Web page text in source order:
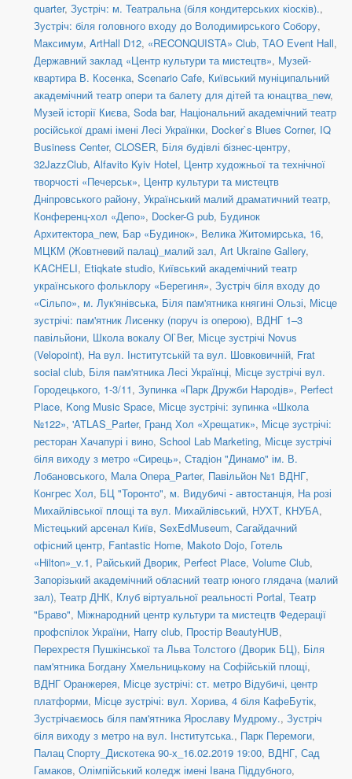
quarter, Зустріч: м. Театральна (біля кондитерських кіосків).,
Зустріч: біля головного входу до Володимирського Собору,
Максимум, ArtHall D12, «RECONQUISTA» Club, ТАО Event Hall,
Державний заклад «Центр культури та мистецтв», Музей-
квартира В. Косенка, Scenario Cafe, Київський муніципальний
академічний театр опери та балету для дітей та юнацтва_new,
Музей історії Києва, Soda bar, Національний академічний театр
російської драмі імені Лесі Українки, Docker`s Blues Corner, IQ
Business Center, CLOSER, Біля будівлі бізнес-центру,
32JazzClub, Alfavito Kyiv Hotel, Центр художньої та технічної
творчості «Печерськ», Центр культури та мистецтв
Дніпровського району, Український малий драматичний театр,
Конференц-хол «Депо», Docker-G pub, Будинок
Архитектора_new, Бар «Будинок», Велика Житомирська, 16,
МЦКМ (Жовтневий палац)_малий зал, Art Ukraine Gallery,
KACHELI, Etiqkate studio, Київський академічний театр
українського фольклору «Берегиня», Зустріч біля входу до
«Сільпо», м. Лук'янівська, Біля пам'ятника княгині Ользі, Місце
зустрічі: пам'ятник Лисенку (поруч із оперою), ВДНГ 1–3
павільйони, Школа вокалу Ol`Ber, Місце зустрічі Novus
(Velopoint), На вул. Інститутській та вул. Шовковичній, Frat
social сlub, Біля пам'ятника Лесі Українці, Місце зустрічі вул.
Городецького, 1-3/11, Зупинка «Парк Дружби Народів», Perfect
Place, Kong Music Space, Місце зустрічі: зупинка «Школа
№122», 'ATLAS_Parter, Гранд Хол «Хрещатик», Місце зустрічі:
ресторан Хачапурі і вино, School Lab Marketing, Місце зустрічі
біля виходу з метро «Сирець», Стадіон "Динамо" ім. В.
Лобановського, Мала Опера_Parter, Павільйон №1 ВДНГ,
Конгрес Хол, БЦ "Торонто", м. Видубичі - автостанція, На розі
Михайлівської площі та вул. Михайлівський, НУХТ, КНУБА,
Містецький арсенал Київ, SexEdMuseum, Сагайдачний
офісний центр, Fantastic Home, Makoto Dojo, Готель
«Hilton»_v.1, Райський Дворик, Perfect Place, Volume Club,
Запорізький академічний обласний театр юного глядача (малий
зал), Театр ДНК, Клуб віртуальної реальності Portal, Театр
"Браво", Міжнародний центр культури та мистецтв Федерації
профспілок України, Harry club, Простір BeautyHUB,
Перехрестя Пушкінської та Льва Толстого (Дворик БЦ), Біля
пам'ятника Богдану Хмельницькому на Софійській площі,
ВДНГ Оранжерея, Місце зустрічі: ст. метро Відубичі, центр
платформи, Місце зустрічі: вул. Хорива, 4 біля КафеБутік,
Зустрічаємось біля пам'ятника Ярославу Мудрому., Зустріч
біля виходу з метро на вул. Інститутська., Парк Перемоги,
Палац Спорту_Дискотека 90-х_16.02.2019 19:00, ВДНГ, Сад
Гамаков, Олімпійський коледж імені Івана Піддубного,